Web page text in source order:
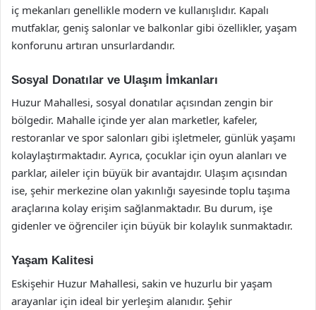
iç mekanları genellikle modern ve kullanışlıdır. Kapalı
mutfaklar, geniş salonlar ve balkonlar gibi özellikler, yaşam
konforunu artıran unsurlardandır.
Sosyal Donatılar ve Ulaşım İmkanları
Huzur Mahallesi, sosyal donatılar açısından zengin bir
bölgedir. Mahalle içinde yer alan marketler, kafeler,
restoranlar ve spor salonları gibi işletmeler, günlük yaşamı
kolaylaştırmaktadır. Ayrıca, çocuklar için oyun alanları ve
parklar, aileler için büyük bir avantajdır. Ulaşım açısından
ise, şehir merkezine olan yakınlığı sayesinde toplu taşıma
araçlarına kolay erişim sağlanmaktadır. Bu durum, işe
gidenler ve öğrenciler için büyük bir kolaylık sunmaktadır.
Yaşam Kalitesi
Eskişehir Huzur Mahallesi, sakin ve huzurlu bir yaşam
arayanlar için ideal bir yerleşim alanıdır. Şehir